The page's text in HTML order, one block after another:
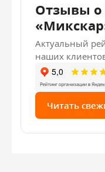
Отзывы
Актуальный
наших
Читать